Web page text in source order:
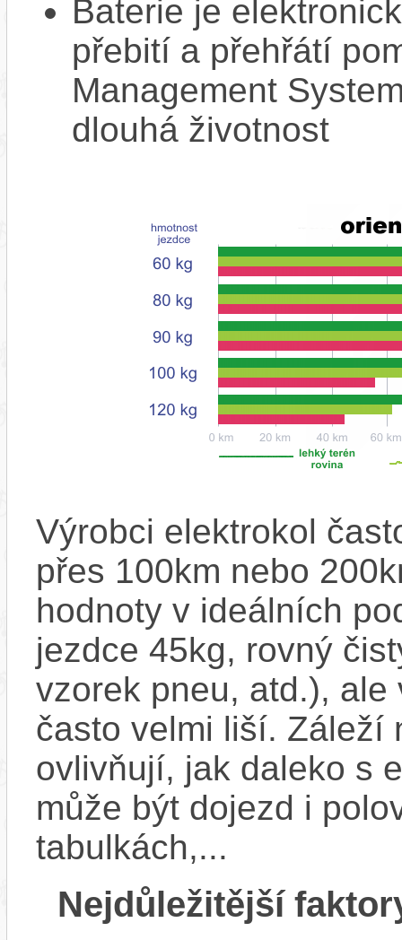
Baterie je
přebití a přehřátí
Management
dlouhá životnost
Výrobci elektrokol
přes 100km nebo
hodnoty v ideálních
jezdce 45kg, rovný
vzorek pneu, atd.),
často velmi liší. Záleží
ovlivňují, jak daleko s
může být dojezd i
tabulkách,...
Nejdůležitější